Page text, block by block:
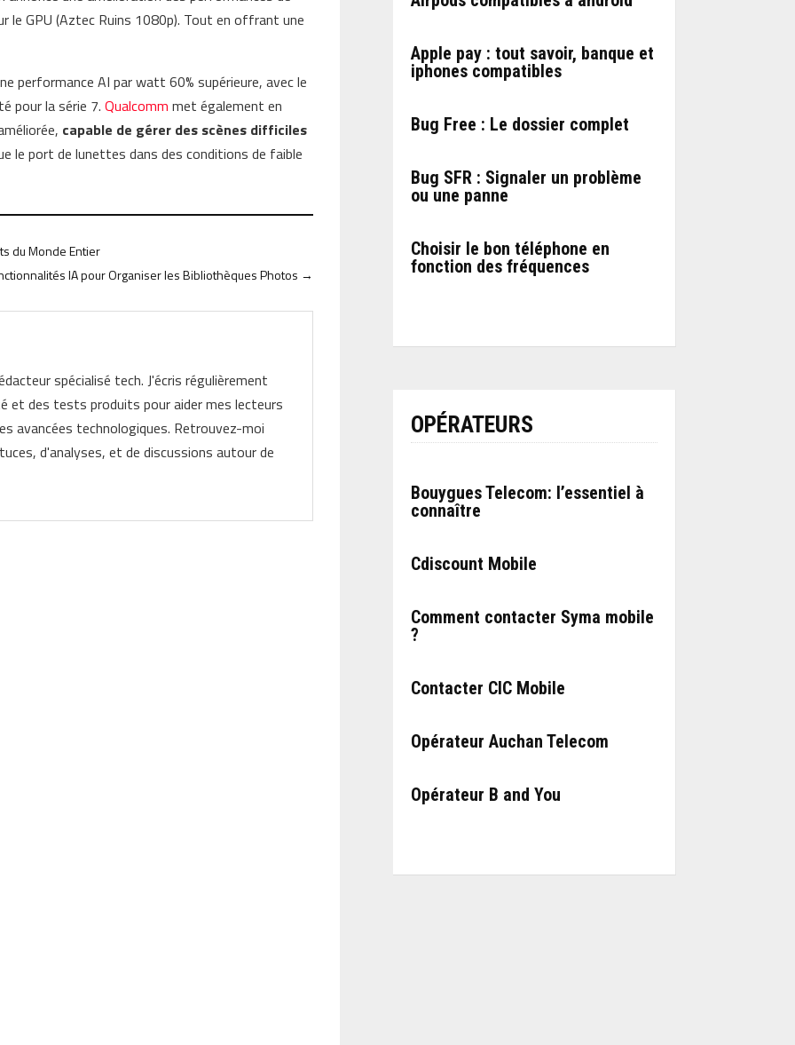
le GPU (Aztec Ruins 1080p). Tout en offrant une
performance AI par watt 60% supérieure, avec le
pour la série 7.Qualcomm met également en
capable de gérer des scènes difficiles
le port de lunettes dans des conditions de faible
du Monde Entier
IA pour Organiser les Bibliothèques Photos →
spécialisé tech. J'écris régulièrement
et des tests produits pour aider mes lecteurs
avancées technologiques. Retrouvez-moi
d'analyses, et de discussions autour de
Apple pay : tout savoir, banque et
iphones compatibles
Bug Free : Le dossier complet
Bug SFR : Signaler un problème
ou une panne
Choisir le bon téléphone en
fonction des fréquences
OPÉRATEURS
Bouygues Telecom: l’essentiel à
connaître
Cdiscount Mobile
Comment contacter Syma mobile
?
Contacter CIC Mobile
Opérateur Auchan Telecom
Opérateur B and You